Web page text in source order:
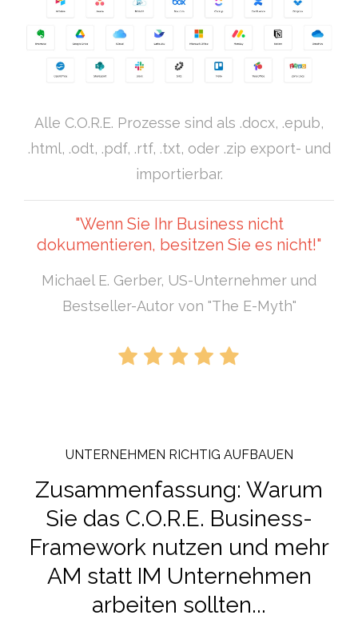
Alle C.O.R.E. Prozesse sind als .docx, .epub,
.html, .odt, .pdf, .rtf, .txt, oder .zip export- und
importierbar.
"Wenn Sie Ihr Business nicht
dokumentieren, besitzen Sie es nicht!"
Michael E. Gerber, US-Unternehmer und
Bestseller-Autor von "The E-Myth"
UNTERNEHMEN RICHTIG AUFBAUEN
Zusammenfassung: Warum
Sie das C.O.R.E. Business-
Framework nutzen und mehr
AM statt IM Unternehmen
arbeiten sollten...